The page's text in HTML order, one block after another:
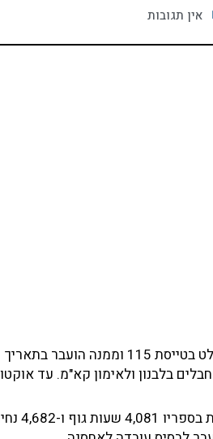
אין תגובות
קא"מ. עד אוקטובר 2001, צבר המטוס 4,064:47 שעות